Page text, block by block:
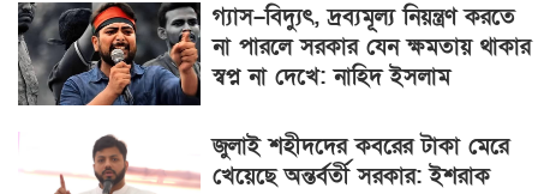
গ্যাস–বিদ্যুৎ, দ্রব্যমূল্য নিয়ন্ত্রণ করতে
না পারলে সরকার যেন ক্ষমতায় থাকার
স্বপ্ন না দেখে: নাহিদ ইসলাম
জুলাই শহীদদের কবরের টাকা মেরে
খেয়েছে অন্তর্বর্তী সরকার: ইশরাক